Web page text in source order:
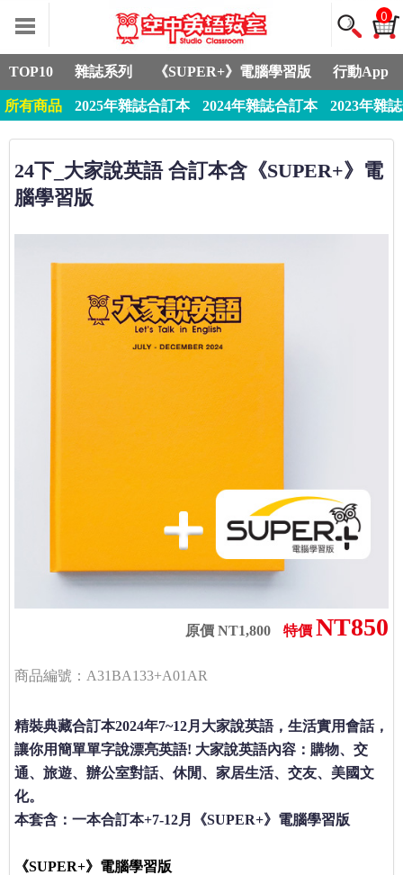
0
TOP10 雜誌系列 《SUPER+》電腦學習版 行動App
所有商品 2025年雜誌合訂本 2024年雜誌合訂本 2023年雜
24下_大家說英語 合訂本含《SUPER+》電
腦學習版
原價 NT1,800 特價 NT850
商品編號：A31BA133+A01AR
精裝典藏合訂本2024年7~12月大家說英語，生活實用會話，
讓你用簡單單字說漂亮英語! 大家說英語內容：購物、交
通、旅遊、辦公室對話、休閒、家居生活、交友、美國文
化。
本套含：一本合訂本+7-12月《SUPER+》電腦學習版
《SUPER+》電腦學習版